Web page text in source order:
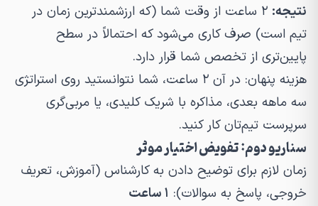
نتیجه:
۲ ساعت از وقت شما (که ارزشمندترین زمان در
تیم است) صرف کاری می‌شود که احتمالاً در سطح
پایین‌تری از تخصص شما قرار دارد.
هزینه پنهان: در آن ۲ ساعت، شما نتوانستید روی استراتژی
سه ماهه بعدی، مذاکره با شریک کلیدی، یا مربی‌گری
سرپرست تیم‌تان کار کنید.
سناریو دوم: تفویض اختیار موثر
زمان لازم برای توضیح دادن به کارشناس (آموزش، تعریف
خروجی، پاسخ به سوالات): ۱ ساعت